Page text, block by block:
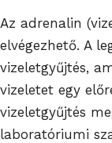
Az adrenalin
elvégezhető. A
vizeletgyűjtés,
vizeletet egy
vizeletgyűjtés
laboratóriumi